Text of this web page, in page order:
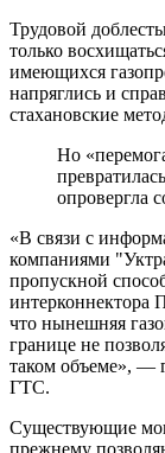
Трудовой
только
имеющихся
напряглись и
стахановские
Но
опровергла
«В связи с
компаниями
пропускной
интерконнектора
что нынешняя
границе не
таком объеме», —
ГТС.
Существующие
прежнему